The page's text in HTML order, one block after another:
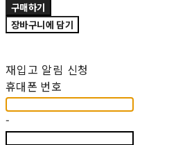
구매하기
장바구니에 담기
재입고 알림 신청
휴대폰 번호
-